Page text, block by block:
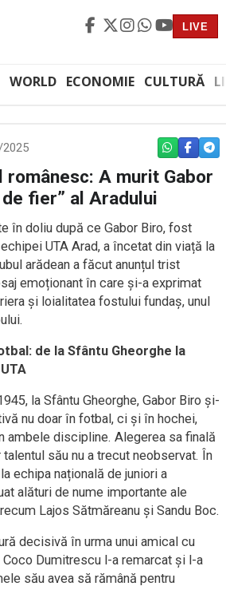
LIVE
WORLD ECONOMIE CULTURĂ
WHATSAPP
românesc: A murit Gabor
fier” al Aradului
în doliu după ce Gabor Biro, fost
UTA Arad, a încetat din viață la
arădean a făcut anunțul trist
emoționant în care și-a exprimat
și loialitatea fostului fundaș, unul
de la Sfântu Gheorghe la
la Sfântu Gheorghe, Gabor Biro și-
nu doar în fotbal, ci și în hochei,
ambele discipline. Alegerea sa finală
său nu a trecut neobservat. În
echipa națională de juniori a
alături de nume importante ale
Lajos Sătmăreanu și Sandu Boc.
decisivă în urma unui amical cu
Coco Dumitrescu l-a remarcat și l-a
său avea să rămână pentru